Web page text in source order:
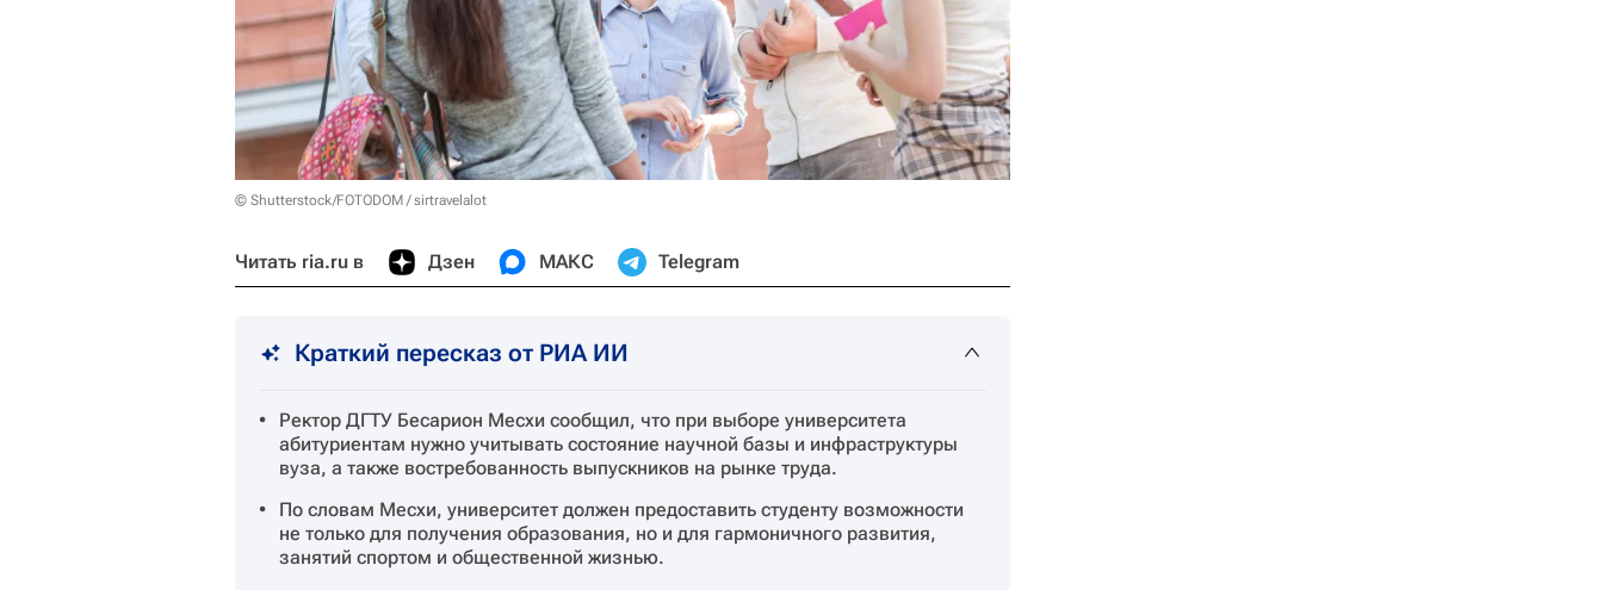
© Shutterstock/FOTODOM / sirtravelalot
Читать ria.ru в Дзен МАКС Telegram
Краткий пересказ от РИА ИИ
Ректор ДГТУ Бесарион Месхи сообщил, что при выборе университета
абитуриентам нужно учитывать состояние научной базы и инфраструктуры
вуза, а также востребованность выпускников на рынке труда.
По словам Месхи, университет должен предоставить студенту возможности
не только для получения образования, но и для гармоничного развития,
занятий спортом и общественной жизнью.